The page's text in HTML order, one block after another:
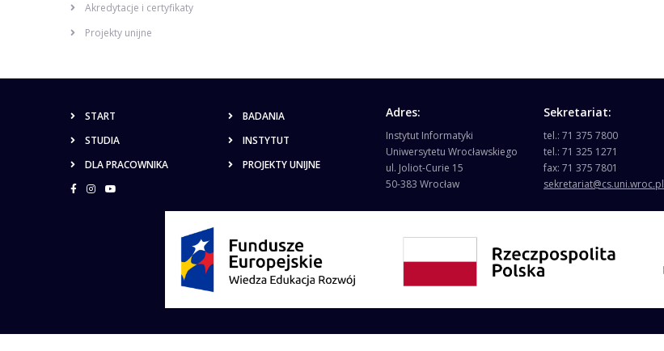
Akredytacje i certyfikaty
Projekty unijne
START
STUDIA
DLA PRACOWNIKA
BADANIA
INSTYTUT
PROJEKTY UNIJNE
Adres:
Instytut Informatyki
Uniwersytetu Wrocławskiego
ul. Joliot-Curie 15
50-383 Wrocław
Sekretariat:
tel.: 71 375 7800
tel.: 71 325 1271
fax: 71 375 7801
sekretariat@cs.uni.wroc.pl